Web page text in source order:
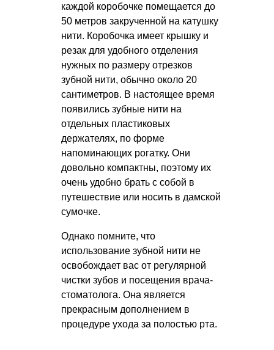
каждой коробочке помещается до
50 метров закрученной на катушку
нити. Коробочка имеет крышку и
резак для удобного отделения
нужных по размеру отрезков
зубной нити, обычно около 20
сантиметров. В настоящее время
появились зубные нити на
отдельных пластиковых
держателях, по форме
напоминающих рогатку. Они
довольно компактны, поэтому их
очень удобно брать с собой в
путешествие или носить в дамской
сумочке.
Однако помните, что
использование зубной нити не
освобождает вас от регулярной
чистки зубов и посещения врача-
стоматолога. Она является
прекрасным дополнением в
процедуре ухода за полостью рта.